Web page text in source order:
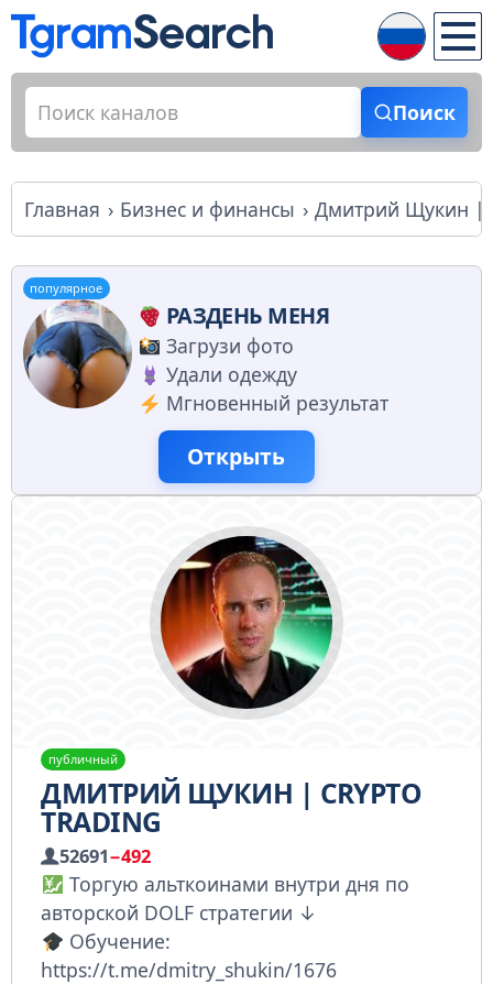
Поиск
Главная Бизнес и финансы Дмитрий Щукин |
популярное
РАЗДЕНЬ МЕНЯ
Загрузи фото
Удали одежду
Мгновенный результат
Открыть
публичный
ДМИТРИЙ ЩУКИН | CRYPTO
TRADING
52691−492
Торгую альткоинами внутри дня по
авторской DOLF стратегии ↓
Обучение:
https://t.me/dmitry_shukin/1676